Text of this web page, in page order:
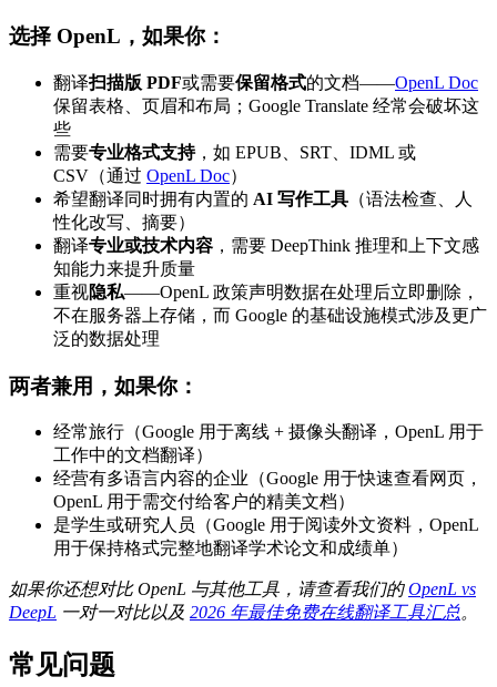
选择 OpenL，如果你：
翻译扫描版 PDF或需要保留格式的文档——OpenL Doc
保留表格、页眉和布局；Google Translate 经常会破坏这
些
需要专业格式支持，如 EPUB、SRT、IDML 或
CSV（通过 OpenL Doc）
希望翻译同时拥有内置的 AI 写作工具 （语法检查、人
性化改写、摘要）
翻译专业或技术内容 ，需要 DeepThink 推理和上下文感
知能力来提升质量
重视隐私——OpenL 政策声明数据在处理后立即删除，
不在服务器上存储，而 Google 的基础设施模式涉及更广
泛的数据处理
两者兼用，如果你：
经常旅行（Google 用于离线 + 摄像头翻译，OpenL 用于
工作中的文档翻译）
经营有多语言内容的企业（Google 用于快速查看网页，
OpenL 用于需交付给客户的精美文档）
是学生或研究人员（Google 用于阅读外文资料，OpenL
用于保持格式完整地翻译学术论文和成绩单）
如果你还想对比 OpenL 与其他工具，请查看我们的OpenL vs
DeepL 一对一对比以及 2026 年最佳免费在线翻译工具汇总。
常见问题